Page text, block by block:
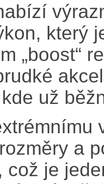
který
„boost“
už
a
což je